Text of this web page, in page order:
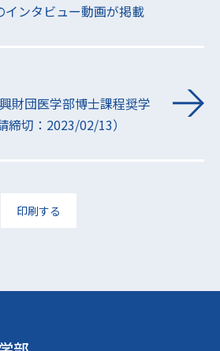
インタビュー動画が掲載
財団医学部博士課程奨学
締切：2023/02/13）
印刷する